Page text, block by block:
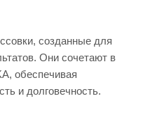
созданные для
Они сочетают в
обеспечивая
и долговечность.